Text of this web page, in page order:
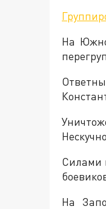
На
Силами
Ha